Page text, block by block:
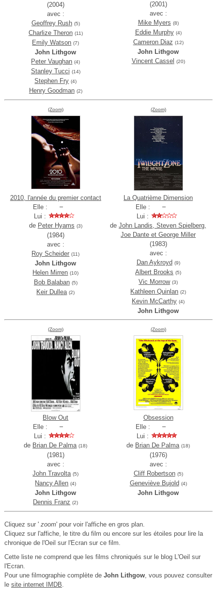
(2004)
avec :
Geoffrey Rush (5)
Charlize Theron (11)
Emily Watson (7)
John Lithgow
Peter Vaughan (4)
Stanley Tucci (14)
Stephen Fry (4)
Henry Goodman (2)
(2001)
avec :
Mike Myers (8)
Eddie Murphy (4)
Cameron Diaz (12)
John Lithgow
Vincent Cassel
(20)
(Zoom)
2010, l'année du premier contact
Elle :
Lui :
de Peter Hyams (3)
(1984)
avec :
Roy Scheider (11)
John Lithgow
Helen Mirren (10)
Bob Balaban (5)
Keir Dullea (2)
(Zoom)
La Quatrième Dimension
Elle :
Lui :
deJohn Landis, Steven Spielberg,
Joe Dante et George Miller
(1983)
avec :
Dan Aykroyd (9)
Albert Brooks (5)
Vic Morrow (3)
Kathleen Quinlan (2)
Kevin McCarthy (4)
John Lithgow
(Zoom)
Blow Out
Elle :
Lui :
de Brian De Palma (18)
(1981)
avec :
John Travolta (5)
Nancy Allen (4)
John Lithgow
Dennis Franz (2)
(Zoom)
Obsession
Elle :
Lui :
de Brian De Palma (18)
(1976)
avec :
Cliff Robertson (5)
Geneviève Bujold (4)
John Lithgow
Cliquez sur ' zoom' pour voir l'affiche en gros plan.
Cliquez sur l'affiche, le titre du film ou encore sur les étoiles pour lire la
chronique de l'Oeil sur l'Ecran sur ce film.
Cette liste ne comprend que les films chroniqués sur le blog L'Oeil sur
l'Ecran.
Pour une filmographie complète de John Lithgow, vous pouvez consulter
le site internet IMDB.